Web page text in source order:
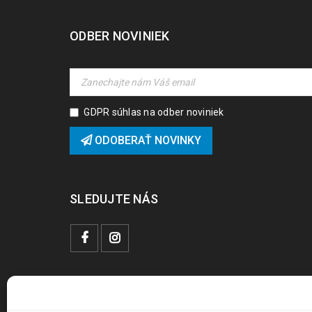
ODBER NOVINIEK
GDPR súhlas na odber noviniek
ODOBERAŤ NOVINKY
SLEDUJTE NÁS